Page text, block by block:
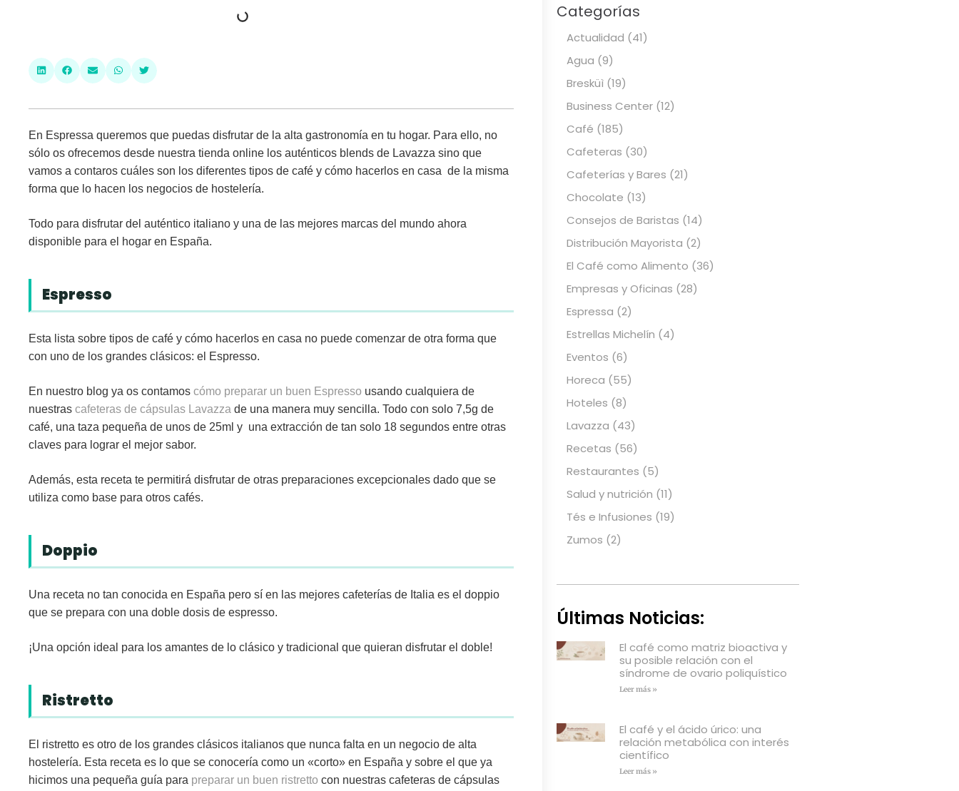
En Espressa queremos que puedas disfrutar de la alta gastronomía en tu hogar. Para ello, no
sólo os ofrecemos desde nuestra tienda online los auténticos blends de Lavazza sino que
vamos a contaros cuáles son los diferentes tipos de café y cómo hacerlos en casa de la misma
forma que lo hacen los negocios de hostelería.
Todo para disfrutar del auténtico italiano y una de las mejores marcas del mundo ahora
disponible para el hogar en España.
Espresso
Esta lista sobre tipos de café y cómo hacerlos en casa no puede comenzar de otra forma que
con uno de los grandes clásicos: el Espresso.
En nuestro blog ya os contamos cómo preparar un buen Espresso usando cualquiera de
nuestras cafeteras de cápsulas Lavazza de una manera muy sencilla. Todo con solo 7,5g de
café, una taza pequeña de unos de 25ml y una extracción de tan solo 18 segundos entre otras
claves para lograr el mejor sabor.
Además, esta receta te permitirá disfrutar de otras preparaciones excepcionales dado que se
utiliza como base para otros cafés.
Doppio
Una receta no tan conocida en España pero sí en las mejores cafeterías de Italia es el doppio
que se prepara con una doble dosis de espresso.
¡Una opción ideal para los amantes de lo clásico y tradicional que quieran disfrutar el doble!
Ristretto
El ristretto es otro de los grandes clásicos italianos que nunca falta en un negocio de alta
hostelería. Esta receta es lo que se conocería como un «corto» en España y sobre el que ya
hicimos una pequeña guía para preparar un buen ristretto con nuestras cafeteras de cápsulas
Categorías
Actualidad (41)
Agua (9)
Bresküì(19)
Business Center(12)
Café (185)
Cafeteras (30)
Cafeterías y Bares (21)
Chocolate (13)
Consejos de Baristas (14)
Distribución Mayorista (2)
El Café como Alimento (36)
Empresas y Oficinas (28)
Espressa (2)
Estrellas Michelín (4)
Eventos (6)
Horeca (55)
Hoteles (8)
Lavazza (43)
Recetas (56)
Restaurantes (5)
Salud y nutrición (11)
Tés e Infusiones (19)
Zumos (2)
Últimas Noticias:
El café como matriz bioactiva y
su posible relación con el
síndrome de ovario poliquístico
Leer más »
El café y el ácido úrico: una
relación metabólica con interés
científico
Leer más »